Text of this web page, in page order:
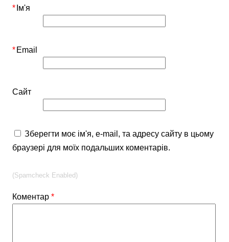
Коментар*
Ім'я
*
Email
*
Сайт
Зберегти моє ім'я, e-mail, та адресу сайту в цьому
браузері для моїх подальших коментарів.
(Spamcheck Enabled)